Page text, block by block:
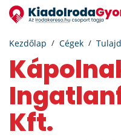
Kezdőlap Cégek
Kápolnakert
Kft.